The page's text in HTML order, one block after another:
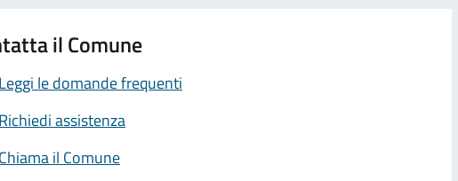
il Comune
le domande frequenti
assistenza
il Comune